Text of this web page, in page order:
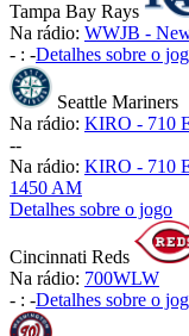
Tampa Bay Rays
Na rádio: WWJB -
- : -Detalhes sobre o
Seattle Mariners
Na rádio: KIRO - 710
--
Na rádio: KIRO - 710
1450 AM
Detalhes sobre o jogo
Cincinnati Reds
Na rádio: 700WLW
- : -Detalhes sobre o